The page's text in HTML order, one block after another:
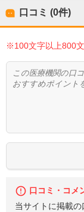
口コミ (0件)
※100文字以上800
口コミ・コメ
当サイトに掲載